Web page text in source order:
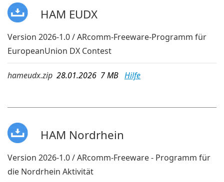
HAM EUDX
Version 2026-1.0 / ARcomm-Freeware-Programm für
EuropeanUnion DX Contest
hameudx.zip 28.01.2026 7 MB Hilfe
HAM Nordrhein
Version 2026-1.0 / ARcomm-Freeware - Programm für
die Nordrhein Aktivität